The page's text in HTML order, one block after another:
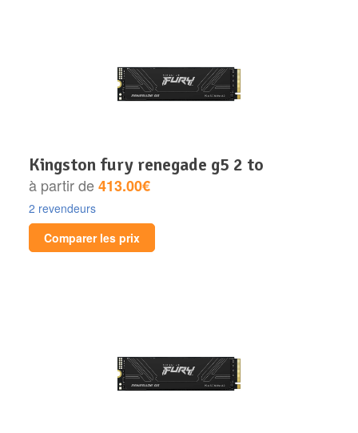
kingston fury renegade g5 2 to
à partir de413.00€
2 revendeurs
Comparer les prix